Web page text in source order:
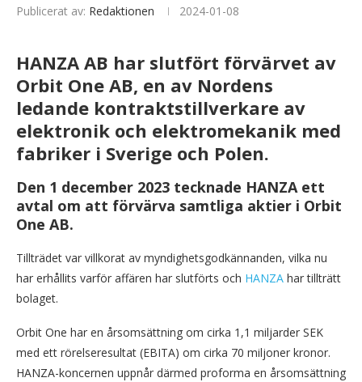
Publicerat av: Redaktionen 2024-01-08
HANZA AB har slutfört förvärvet av
Orbit One AB, en av Nordens
ledande kontraktstillverkare av
elektronik och elektromekanik med
fabriker i Sverige och Polen.
Den 1 december 2023 tecknade HANZA ett
avtal om att förvärva samtliga aktier i Orbit
One AB.
Tillträdet var villkorat av myndighetsgodkännanden, vilka nu
har erhållits varför affären har slutförts och HANZA har tillträtt
bolaget.
Orbit One har en årsomsättning om cirka 1,1 miljarder SEK
med ett rörelseresultat (EBITA) om cirka 70 miljoner kronor.
HANZA-koncernen uppnår därmed proforma en årsomsättning